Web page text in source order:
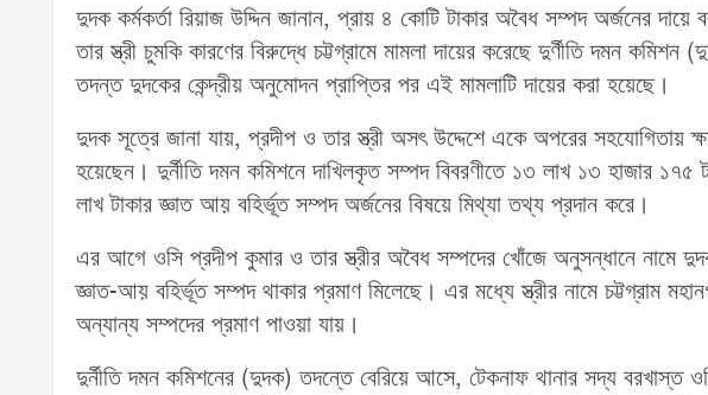
দুদক কর্মকর্তা রিয়াজ উদ্দিন জানান, প্রায় ৪ কোটি টাকার অবৈধ সম্পদ অর্জনের
তার স্ত্রী চুমকি কারণের বিরুদ্ধে চট্টগ্রামে মামলা দায়ের করেছে দুর্ণীতি দমন
তদন্ত দুদকের কেন্দ্রীয় অনুমোদন প্রাপ্তির পর এই মামলাটি দায়ের করা হয়েছে।
দুদক সূত্রে জানা যায়, প্রদীপ ও তার স্ত্রী অসৎ উদ্দেশে একে অপরের সহযোগিতায়
হয়েছেন। দুর্নীতি দমন কমিশনে দাখিলকৃত সম্পদ বিবরণীতে ১৩ লাখ ১৩ হাজার
লাখ টাকার জ্ঞাত আয় বহির্ভূত সম্পদ অর্জনের বিষয়ে মিথ্যা তথ্য প্রদান করে।
এর আগে ওসি প্রদীপ কুমার ও তার স্ত্রীর অবৈধ সম্পদের খোঁজে অনুসন্ধানে নামে
জ্ঞাত-আয় বহির্ভূত সম্পদ থাকার প্রমাণ মিলেছে। এর মধ্যে স্ত্রীর নামে চট্টগ্রাম
অন্যান্য সম্পদের প্রমাণ পাওয়া যায়।
দুর্নীতি দমন কমিশনের (দুদক) তদন্তে বেরিয়ে আসে, টেকনাফ থানার সদ্য বরখাস্ত